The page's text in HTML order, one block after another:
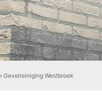
›Gevelreiniging Westbroek